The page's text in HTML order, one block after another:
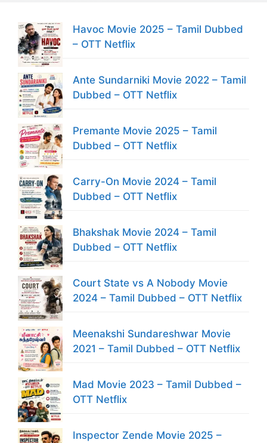
Havoc Movie 2025 – Tamil Dubbed
– OTT Netflix
Ante Sundarniki Movie 2022 – Tamil
Dubbed – OTT Netflix
Premante Movie 2025 – Tamil
Dubbed – OTT Netflix
Carry-On Movie 2024 – Tamil
Dubbed – OTT Netflix
Bhakshak Movie 2024 – Tamil
Dubbed – OTT Netflix
Court State vs A Nobody Movie
2024 – Tamil Dubbed – OTT Netflix
Meenakshi Sundareshwar Movie
2021 – Tamil Dubbed – OTT Netflix
Mad Movie 2023 – Tamil Dubbed –
OTT Netflix
Inspector Zende Movie 2025 –